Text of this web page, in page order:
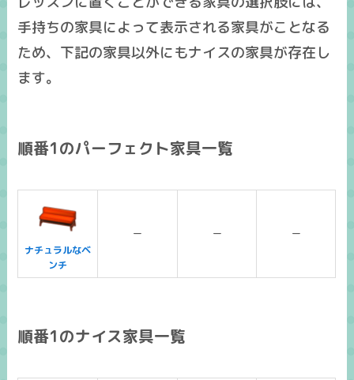
手持ちの家具によって表示される家具がことなる
ため、下記の家具以外にもナイスの家具が存在し
ます。
順番1のパーフェクト家具一覧
ナチュラルなベ
ンチ
ー ー ー
順番1のナイス家具一覧